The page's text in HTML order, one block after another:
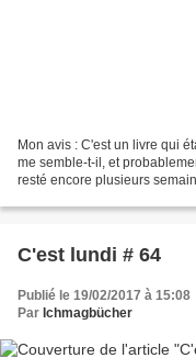
Mon avis : C'est un livre qui
me semble-t-il, et
resté encore plusieurs
C'est lundi # 64
Publié le 19/02/2017 à 15:08
Par Ichmagbücher